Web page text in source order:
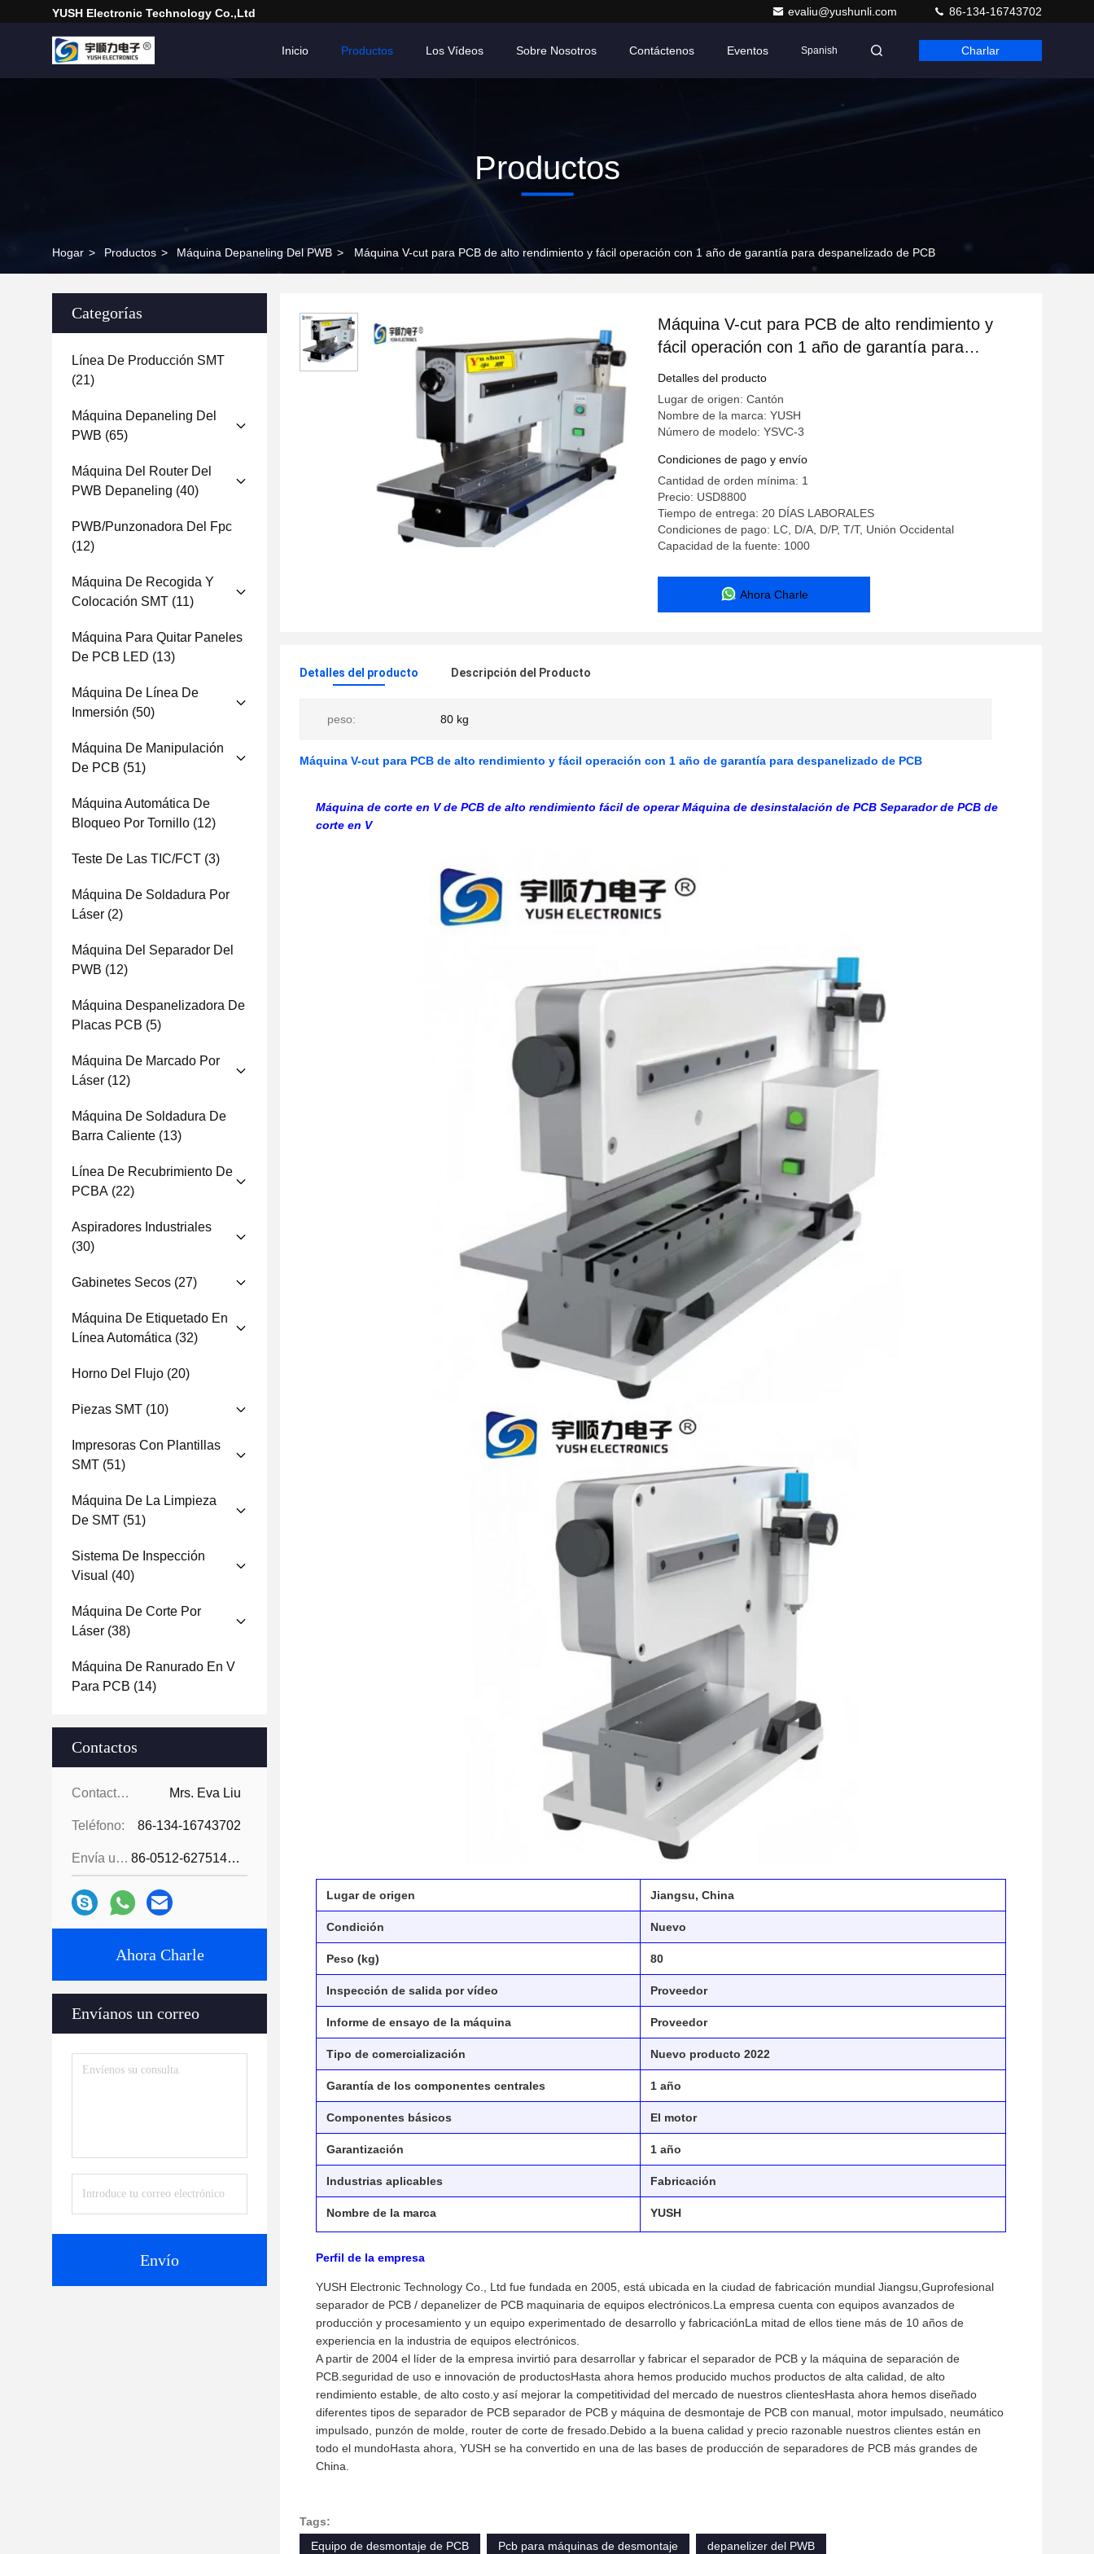
YUSH Electronic Technology Co.,Ltd evaliu@yushunli.com 86-134-16743702
Inicio Productos Los Vídeos Sobre Nosotros Contáctenos Eventos Spanish Charlar
Productos
Hogar > Productos > Máquina Depaneling Del PWB > Máquina V-cut para PCB de alto rendimiento y fácil operación con 1 año de garantía para despanelizado de PCB
Categorías
Línea De Producción SMT
(21)
Máquina Depaneling Del
PWB (65)
Máquina Del Router Del
PWB Depaneling (40)
PWB/punzonadora Del Fpc
(12)
Máquina De Recogida Y
Colocación SMT (11)
Máquina Para Quitar Paneles
De PCB LED (13)
Máquina De Línea De
Inmersión (50)
Máquina De Manipulación
De PCB (51)
Máquina Automática De
Bloqueo Por Tornillo (12)
Teste De Las TIC/FCT (3)
Máquina De Soldadura Por
Láser (2)
Máquina Del Separador Del
PWB (12)
Máquina Despanelizadora De
Placas PCB (5)
Máquina De Marcado Por
Láser (12)
Máquina De Soldadura De
Barra Caliente (13)
Línea De Recubrimiento De
PCBA (22)
Aspiradores Industriales
(30)
Gabinetes Secos (27)
Máquina De Etiquetado En
Línea Automática (32)
Horno Del Flujo (20)
Piezas SMT (10)
Impresoras Con Plantillas
SMT (51)
Máquina De La Limpieza
De SMT (51)
Sistema De Inspección
Visual (40)
Máquina De Corte Por
Láser (38)
Máquina De Ranurado En V
Para PCB (14)
Contactos
Contactos: Mrs. Eva Liu
Teléfono: 86-134-16743702
Envía un fax.: 86-0512-62751429
Ahora Charle
Envíanos un correo
Envío
Máquina V-cut para PCB de alto rendimiento y
fácil operación con 1 año de garantía para
despanelizado de PCB
Detalles del producto
Lugar de origen: Cantón
Nombre de la marca: YUSH
Número de modelo: YSVC-3
Condiciones de pago y envío
Cantidad de orden mínima: 1
Precio: USD8800
Tiempo de entrega: 20 DÍAS LABORALES
Condiciones de pago: LC, D/A, D/P, T/T, Unión Occidental
Capacidad de la fuente: 1000
Ahora Charle
Detalles del producto Descripción del Producto
peso: 80 kg
Máquina V-cut para PCB de alto rendimiento y fácil operación con 1 año de garantía para despanelizado de PCB
Máquina de corte en V de PCB de alto rendimiento fácil de operar Máquina de desinstalación de PCB Separador de PCB de
corte en V
Lugar de origen Jiangsu, China
Condición Nuevo
Peso (kg) 80
Inspección de salida por vídeo Proveedor
Informe de ensayo de la máquina Proveedor
Tipo de comercialización Nuevo producto 2022
Garantía de los componentes centrales 1 año
Componentes básicos El motor
Garantización 1 año
Industrias aplicables Fabricación
Nombre de la marca YUSH
Perfil de la empresa
YUSH Electronic Technology Co., Ltd fue fundada en 2005, está ubicada en la ciudad de fabricación mundial Jiangsu,Guprofesional
separador de PCB / depanelizer de PCB maquinaria de equipos electrónicos.La empresa cuenta con equipos avanzados de
producción y procesamiento y un equipo experimentado de desarrollo y fabricaciónLa mitad de ellos tiene más de 10 años de
experiencia en la industria de equipos electrónicos.
A partir de 2004 el líder de la empresa invirtió para desarrollar y fabricar el separador de PCB y la máquina de separación de
PCB.seguridad de uso e innovación de productosHasta ahora hemos producido muchos productos de alta calidad, de alto
rendimiento estable, de alto costo.y así mejorar la competitividad del mercado de nuestros clientesHasta ahora hemos diseñado
diferentes tipos de separador de PCB separador de PCB y máquina de desmontaje de PCB con manual, motor impulsado, neumático
impulsado, punzón de molde, router de corte de fresado.Debido a la buena calidad y precio razonable nuestros clientes están en
todo el mundoHasta ahora, YUSH se ha convertido en una de las bases de producción de separadores de PCB más grandes de
China.
Tags:
Equipo de desmontaje de PCB
Pcb para máquinas de desmontaje depanelizer del PWB